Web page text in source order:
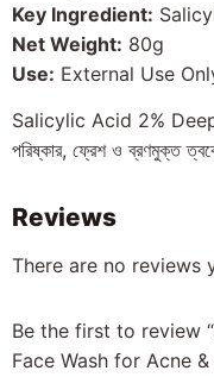
Key Ingredient:
Net Weight: 80g
Use: External Use
Salicylic Acid 2% Deep
পরিষ্কার, ফ্রেশ ও ব্রণমুক্ত
Reviews
There are no reviews
Be the first to review
Face Wash for Acne &